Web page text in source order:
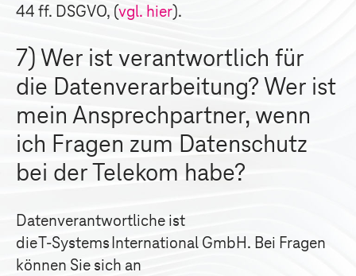
44 ff. DSGVO, (vgl. hier).
7) Wer ist verantwortlich für
die Datenverarbeitung? Wer ist
mein Ansprechpartner, wenn
ich Fragen zum Datenschutz
bei der Telekom habe?
Datenverantwortliche ist
dieT-Systems International GmbH. Bei Fragen
können Sie sich an